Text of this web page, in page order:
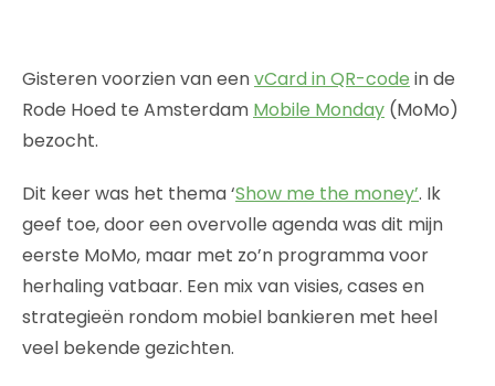
Gisteren voorzien van eenvCard in QR-code in de
Rode Hoed te Amsterdam Mobile Monday (MoMo)
bezocht.
Dit keer was het thema ‘Show me the money’. Ik
geef toe, door een overvolle agenda was dit mijn
eerste MoMo, maar met zo’n programma voor
herhaling vatbaar. Een mix van visies, cases en
strategieën rondom mobiel bankieren met heel
veel bekende gezichten.